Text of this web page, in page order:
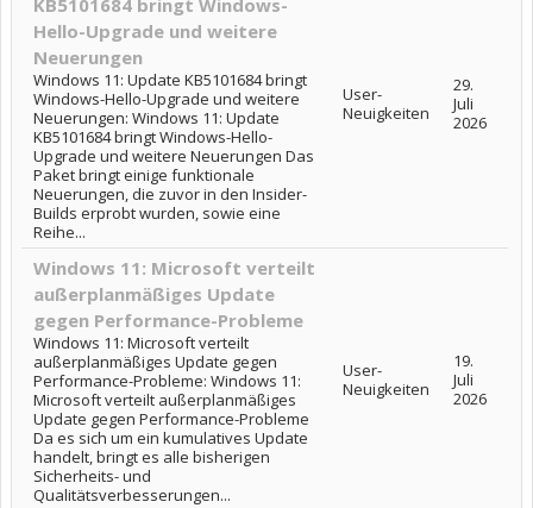
KB5101684 bringt Windows-
Hello-Upgrade und weitere
Neuerungen
Windows 11: Update KB5101684 bringt
Windows-Hello-Upgrade und weitere
Neuerungen: Windows 11: Update
KB5101684 bringt Windows-Hello-
Upgrade und weitere Neuerungen Das
Paket bringt einige funktionale
Neuerungen, die zuvor in den Insider-
Builds erprobt wurden, sowie eine
Reihe...
User-
Neuigkeiten
29.
Juli
2026
Windows 11: Microsoft verteilt
außerplanmäßiges Update
gegen Performance-Probleme
Windows 11: Microsoft verteilt
außerplanmäßiges Update gegen
Performance-Probleme: Windows 11:
Microsoft verteilt außerplanmäßiges
Update gegen Performance-Probleme
Da es sich um ein kumulatives Update
handelt, bringt es alle bisherigen
Sicherheits- und
Qualitätsverbesserungen...
User-
Neuigkeiten
19.
Juli
2026